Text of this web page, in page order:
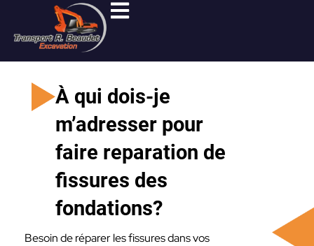
contenu
À qui dois-je
m’adresser pour
faire reparation de
fissures des
fondations?
Besoin de réparer les fissures dans vos